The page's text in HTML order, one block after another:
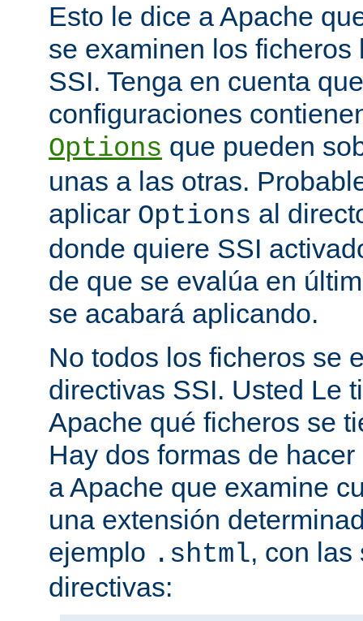
Esto le dice a Apache
se examinen los
SSI. Tenga en cuenta
configuraciones
Options que pueden
unas a las otras.
aplicar Options al
donde quiere SSI
de que se evalúa en
se acabará aplicando.
No todos los ficheros se
directivas SSI. Usted Le
Apache qué ficheros se
Hay dos formas de
a Apache que examine
una extensión
ejemplo .shtml, con las
directivas: